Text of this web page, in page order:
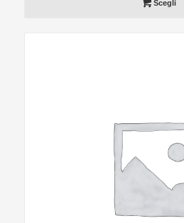
Scegli